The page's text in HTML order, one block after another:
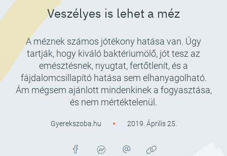
Veszélyes is lehet a méz
A méznek számos jótékony hatása van. Úgy
tartják, hogy kiváló baktériumölő, jót tesz az
emésztésnek, nyugtat, fertőtlenít, és a
fájdalomcsillapító hatása sem elhanyagolható.
Ám mégsem ajánlott mindenkinek a fogyasztása,
és nem mértéktelenül.
Gyerekszoba.hu 2019. Április 25.